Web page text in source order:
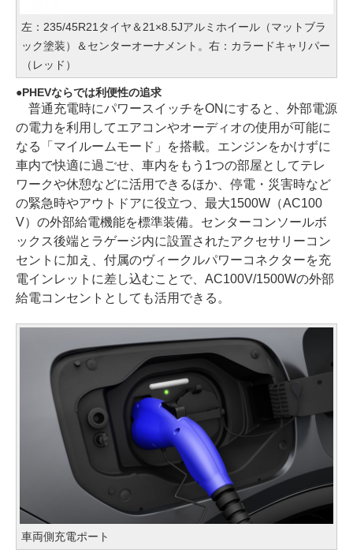
左：235/45R21タイヤ＆21×8.5Jアルミホイール（マットブラ
ック塗装）＆センターオーナメント。右：カラードキャリパー
（レッド）
PHEVならでは利便性の追求
普通充電時にパワースイッチをONにすると、外部電源
の電力を利用してエアコンやオーディオの使用が可能に
なる「マイルームモード」を搭載。エンジンをかけずに
車内で快適に過ごせ、車内をもう1つの部屋としてテレ
ワークや休憩などに活用できるほか、停電・災害時など
の緊急時やアウトドアに役立つ、最大1500W（AC100
V）の外部給電機能を標準装備。センターコンソールボ
ックス後端とラゲージ内に設置されたアクセサリーコン
セントに加え、付属のヴィークルパワーコネクターを充
電インレットに差し込むことで、AC100V/1500Wの外部
給電コンセントとしても活用できる。
車両側充電ポート